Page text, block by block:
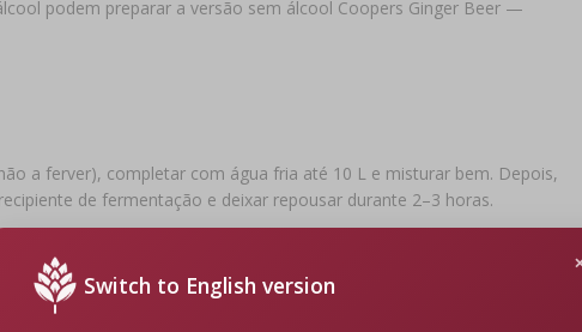
podem preparar a versão sem álcool Coopers Ginger Beer —
a ferver), completar com água fria até 10 L e misturar bem. Depois,
de fermentação e deixar repousar durante 2–3 horas.
por cada 0,5 L. Conservar as garrafas capsuladas a cerca de
de aroma rico e frescura agradável.
Switch to English version